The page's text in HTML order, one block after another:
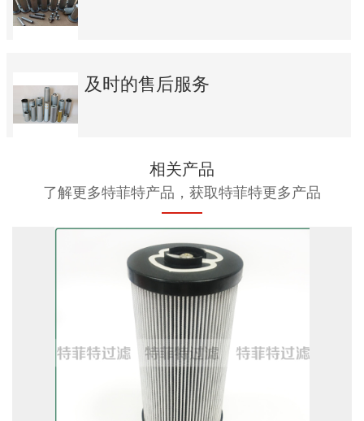
及时的售后服务
相关产品
了解更多特菲特产品，获取特菲特更多产品